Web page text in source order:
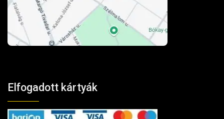
Elfogadott kártyák